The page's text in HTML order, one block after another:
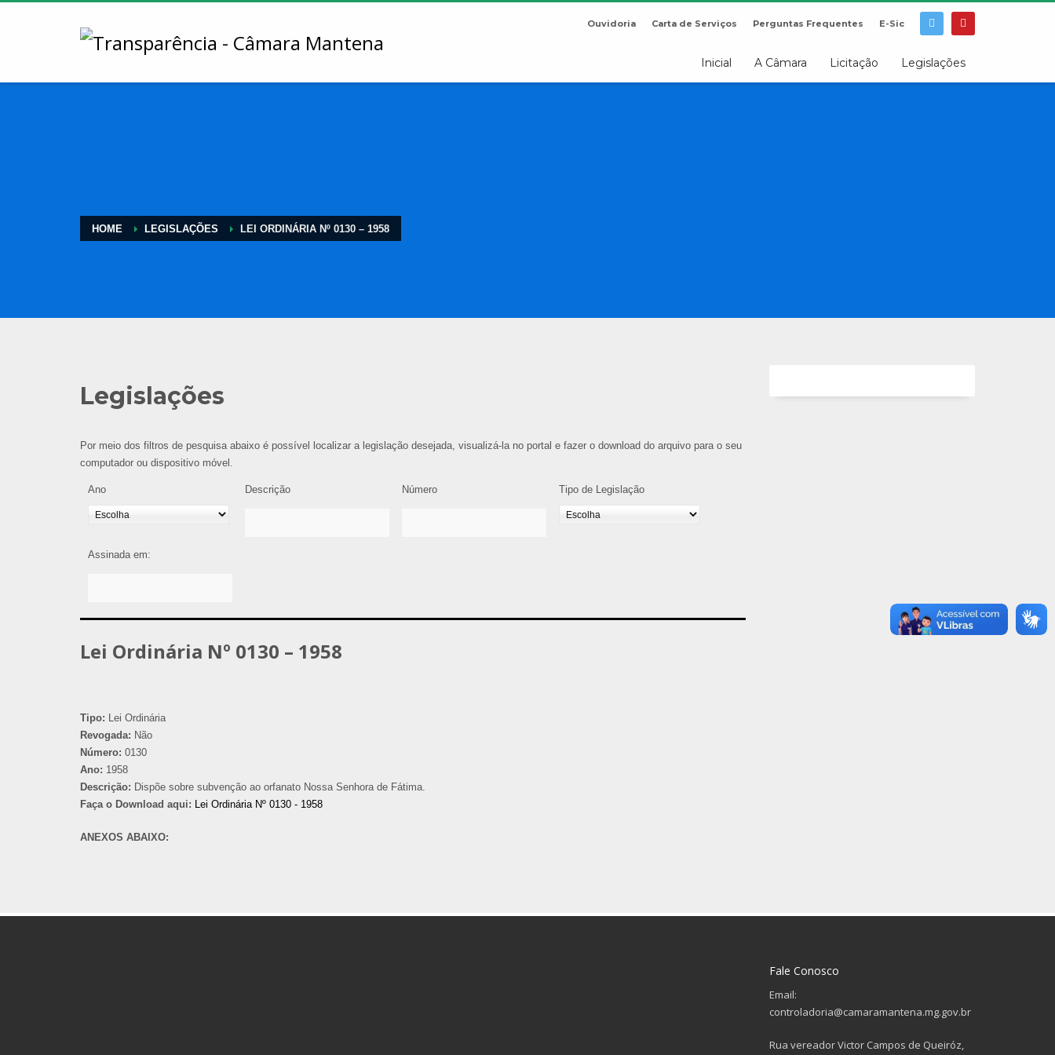
Ouvidoria Carta de Serviços Perguntas Frequentes E-Sic
Inicial A Câmara Licitação Legislações
HOME LEGISLAÇÕES LEI ORDINÁRIA Nº 0130 – 1958
Legislações
Por meio dos filtros de pesquisa abaixo é possível localizar a legislação desejada, visualizá-la no portal e fazer o download do arquivo para o seu
computador ou dispositivo móvel.
Ano Descrição Número Tipo de Legislação
Assinada em:
Lei Ordinária Nº 0130 – 1958
Tipo: Lei Ordinária
Revogada: Não
Número: 0130
Ano: 1958
Descrição: Dispõe sobre subvenção ao orfanato Nossa Senhora de Fátima.
Faça o Download aqui: Lei Ordinária Nº 0130 - 1958
ANEXOS ABAIXO:
Fale Conosco
Email:
controladoria@camaramantena.mg.gov.br
Rua vereador Victor Campos de Queiróz,